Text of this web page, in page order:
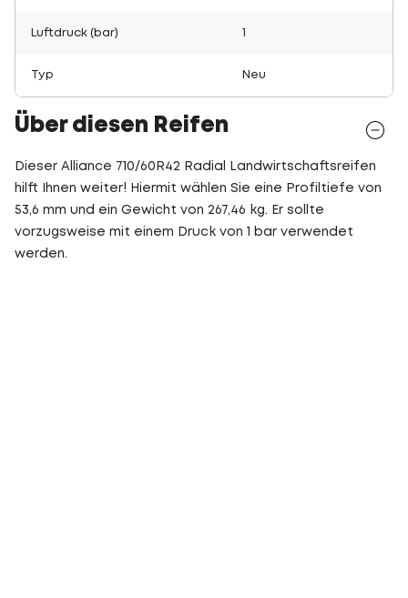
Luftdruck (bar)
Typ Neu
Über diesen Reifen
Dieser Alliance 710/60R42 Radial Landwirtschaftsreifen
hilft Ihnen weiter! Hiermit wählen Sie eine Profiltiefe von
53,6 mm und ein Gewicht von 267,46 kg. Er sollte
vorzugsweise mit einem Druck von 1 bar verwendet
werden.